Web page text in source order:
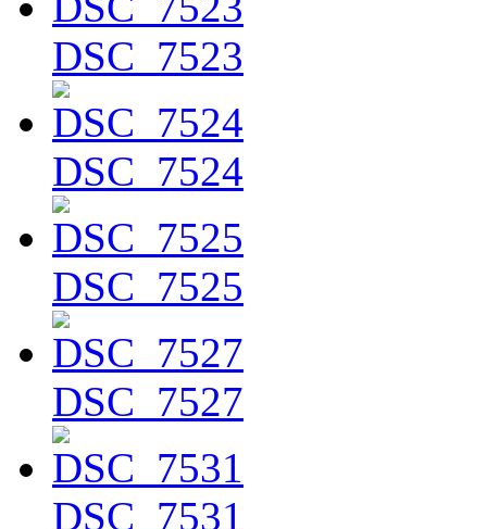
DSC_7523
DSC_7524
DSC_7525
DSC_7527
DSC_7531